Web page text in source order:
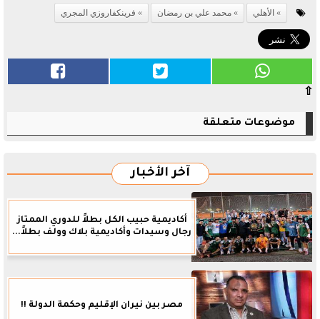
الأهلي محمد علي بن رمضان فرينكفاروزي المجري
⇧
موضوعات متعلقة
آخر الأخبار
أكاديمية حبيب الكل بطلاً للدوري الممتاز
رجال وسيدات وأكاديمية بلاك وولف بطلاً...
مصر بين نيران الإقليم وحكمة الدولة !!